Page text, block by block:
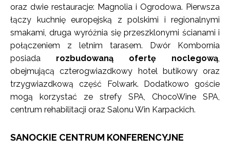
oraz dwie restauracje: Magnolia i Ogrodowa. Pierwsza
łączy kuchnię europejską z polskimi i regionalnymi
smakami, druga wyróżnia się przeszklonymi ścianami i
połączeniem z letnim tarasem. Dwór Kombornia
posiada rozbudowaną ofertę noclegową,
obejmującą czterogwiazdkowy hotel butikowy oraz
trzygwiazdkową część Folwark. Dodatkowo goście
mogą korzystać ze strefy SPA, ChocoWine SPA,
centrum rehabilitacji oraz Salonu Win Karpackich.
SANOCKIE CENTRUM KONFERENCYJNE